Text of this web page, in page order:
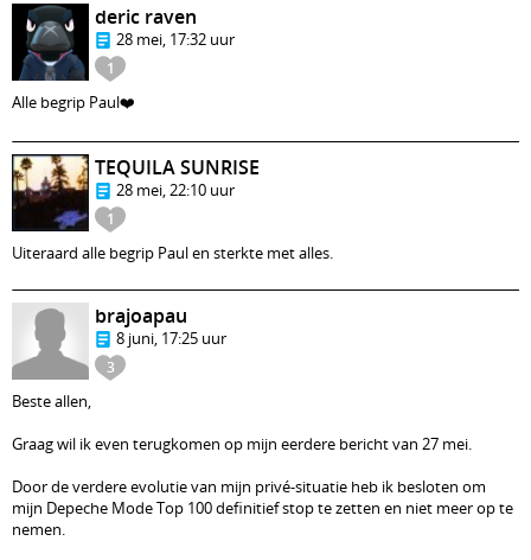
1
deric raven
28 mei, 17:32 uur
Alle begrip Paul❤️
1
TEQUILA SUNRISE
28 mei, 22:10 uur
Uiteraard alle begrip Paul en sterkte met alles.
3
brajoapau
8 juni, 17:25 uur
Beste allen,
Graag wil ik even terugkomen op mijn eerdere bericht van 27 mei.
Door de verdere evolutie van mijn privé-situatie heb ik besloten om
mijn Depeche Mode Top 100 definitief stop te zetten en niet meer op te
nemen.